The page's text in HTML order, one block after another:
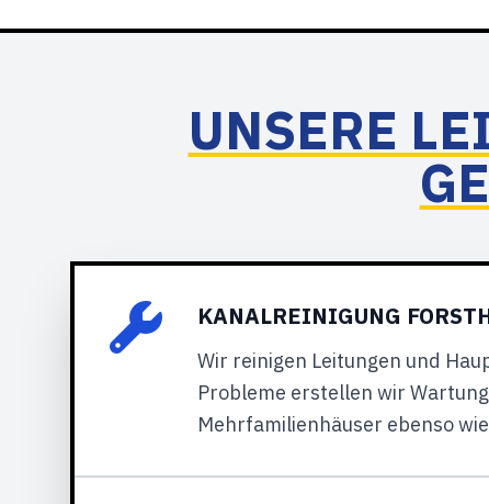
UNSERE
KANALREINIGUNG
Wir reinigen Leitungen und
Probleme erstellen wir
Mehrfamilienhäuser ebenso